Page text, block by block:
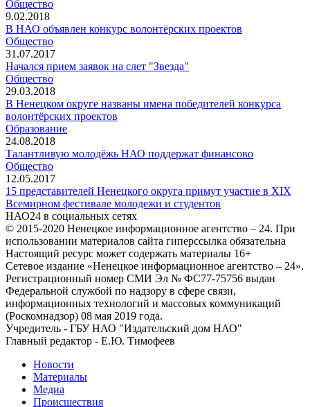
Общество
9.02.2018
В НАО объявлен конкурс волонтёрских проектов
Общество
31.07.2017
Начался прием заявок на слет "Звезда"
Общество
29.03.2018
В Ненецком округе названы имена победителей конкурса
волонтёрских проектов
Образование
24.08.2018
Талантливую молодёжь НАО поддержат финансово
Общество
12.05.2017
15 представителей Ненецкого округа примут участие в XIX
Всемирном фестивале молодежи и студентов
НАО24 в социальных сетях
© 2015-2020 Ненецкое информационное агентство – 24. При
использовании материалов сайта гиперссылка обязательна
Настоящий ресурс может содержать материалы 16+
Сетевое издание «Ненецкое информационное агентство – 24».
Регистрационный номер СМИ Эл № ФС77-75756 выдан
Федеральной службой по надзору в сфере связи,
информационных технологий и массовых коммуникаций
(Роскомнадзор) 08 мая 2019 года.
Учредитель - ГБУ НАО "Издательский дом НАО"
Главный редактор - Е.Ю. Тимофеев
Новости
Материалы
Медиа
Происшествия